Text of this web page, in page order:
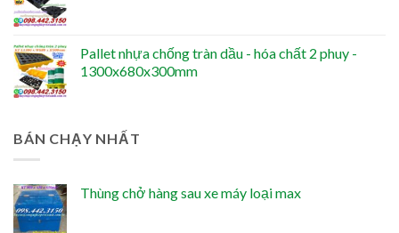
Pallet nhựa chống tràn dầu - hóa chất 2 phuy -
1300x680x300mm
BÁN CHẠY NHẤT
Thùng chở hàng sau xe máy loại max